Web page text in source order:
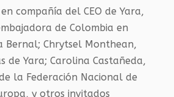
compañía del CEO de Yara,
de Colombia en
Bernal; Chrytsel Monthean,
de Yara; Carolina Castañeda,
la Federación Nacional de
y otros invitados